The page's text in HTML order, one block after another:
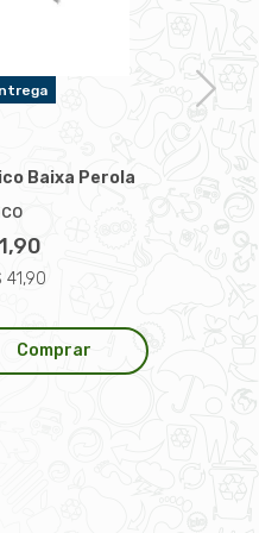
Baixa Perola
41,90
Comprar